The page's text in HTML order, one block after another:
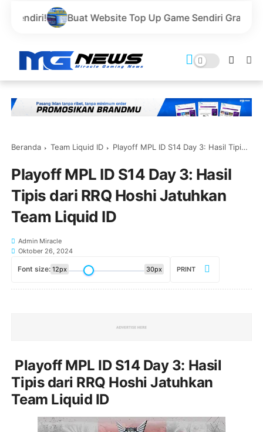
Website Top Up Game Sendiri Gratis Domain dan
Beranda Team Liquid ID Playoff MPL ID S14 Day 3: Hasil Tipis dari RRQ Hoshi Jatuhkan Team Liquid ID
Playoff MPL ID S14 Day 3: Hasil
Tipis dari RRQ Hoshi Jatuhkan
Team Liquid ID
Admin Miracle
Oktober 26, 2024
Font size: 12px 30px PRINT
Playoff MPL ID S14 Day 3: Hasil
Tipis dari RRQ Hoshi Jatuhkan
Team Liquid ID